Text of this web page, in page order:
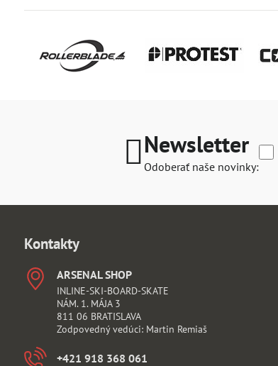
Newsletter
Odoberať naše novinky:
Kontakty
ARSENAL SHOP
INLINE-SKI-BOARD-SKATE
NÁM. 1. MÁJA 3
811 06 BRATISLAVA
Zodpovedný vedúci: Martin Remiaš
+421 918 368 061